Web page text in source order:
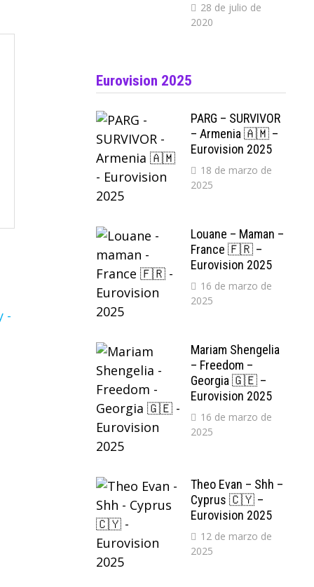
28 de julio de
2020
Eurovision 2025
PARG – SURVIVOR
– Armenia 🇦🇲 –
Eurovision 2025
18 de marzo de
2025
Louane – Maman –
France 🇫🇷 –
Eurovision 2025
16 de marzo de
2025
Mariam Shengelia
– Freedom –
Georgia 🇬🇪 –
Eurovision 2025
16 de marzo de
2025
Theo Evan – Shh –
Cyprus 🇨🇾 –
Eurovision 2025
12 de marzo de
2025